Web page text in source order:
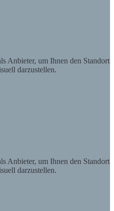
Anbieter, um Ihnen den Standort
darzustellen.
Anbieter, um Ihnen den Standort
darzustellen.